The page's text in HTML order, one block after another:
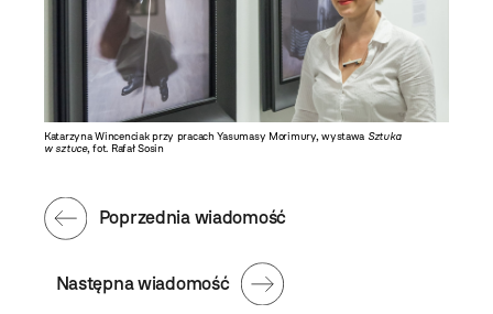
Katarzyna Wincenciak przy pracach Yasumasy Morimury, wystawa Sztuka
w sztuce, fot. Rafał Sosin
Następna wiadomość
Poprzednia wiadomość